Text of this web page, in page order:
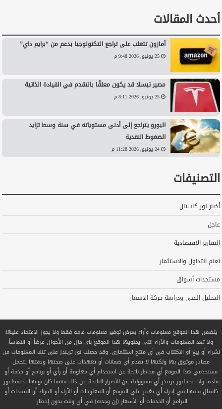
أحدث المقالات
أمازون تتغلب على تراجع التكنولوجيا بدعم من “برايم داي”
25 يونيو, 2026 9:48 م
مصير تيسلا قد يكون معلقًا بالتقدم في القيادة الذاتية
25 يونيو, 2026 8:11 م
اليورو يتراجع إلى أدنى مستوياته في سنة وسط تزايد
الضغوط النقدية
24 يونيو, 2026 11:28 م
التصنيفات
أخبار نور كابيتال
عاجل
التقارير الاقتصادية
تعلم التداول والاستثمار
مستجدات أسواق
التحليل الفني ودراسة حركة الاسعار
يتضمن هذا الموقع معلومات وآراء بغرض توفير معلومات عامة فقط ولا يجوز الاعتماد عليها.
ولا تعد المعلومات والآراء التي يحتويها هذا الموقع بأي حال من الأحوال عرضاً أو التماساً
لشراء أو بيع أو الاكتتاب في أي منتج استثماري. وقد حصلت نور تريندز على تلك المعلومات من
مصادر موثوق بها ولكنها لا تقدم أي ضمانات أو تعهدات على صحتها ودقتها يتحمل
مستخدمي هذا الموقع أي مخاطر ناتجة عن استخدام أي معلومة أو رأي أو برنامج أو خدمة أو
مادة، ولا تتحملنور تريندز أي مسؤولية عن الأضرار الناتجة عن ذلك مهما كان نوعها تحتفظ نور
كابيتال بحقها في إجراء أي تغيير على الموقع أو المعلومات أو الآراء أو المواد أو المنتجات أو
البرامج أو الخدمات أو الأسعار (إن وجدت) في أي وقت بدون إخطار.